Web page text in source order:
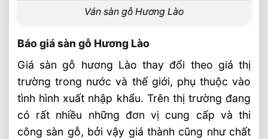
Ván sàn gỗ Hương Lào
Báo giá sàn gỗ Hương Lào
Giá sàn gỗ hương Lào thay đổi theo giá thị
trường trong nước và thế giới, phụ thuộc vào
tình hình xuất nhập khẩu. Trên thị trường đang
có rất nhiều những đơn vị cung cấp và thi
công sàn gỗ, bởi vậy giá thành cũng như chất